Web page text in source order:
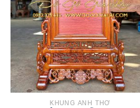
KHUNG ẢNH THỜ